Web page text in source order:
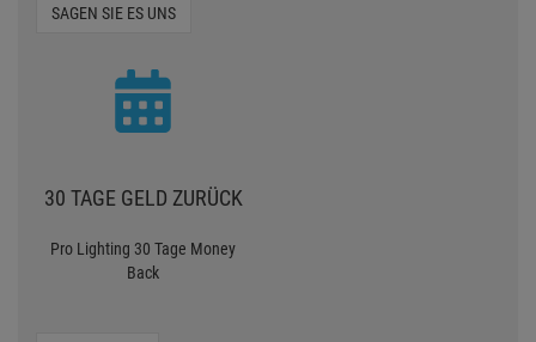
SAGEN SIE ES UNS
30 TAGE GELD ZURÜCK
Pro Lighting 30 Tage Money
Back